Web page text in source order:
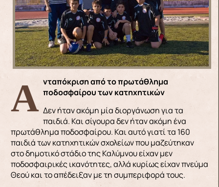
Ανταπόκριση από το πρωτάθλημα ποδοσφαίρου των κατηχητικών
Δεν ήταν ακόμη μία διοργάνωση για τα
παιδιά. Και σίγουρα δεν ήταν ακόμη ένα
πρωτάθλημα ποδοσφαίρου. Και αυτό γιατί τα 160
παιδιά των κατηχητικών σχολείων που μαζεύτηκαν
στο δημοτικό στάδιο της Καλύμνου είχαν μεν
ποδοσφαιρικές ικανότητες, αλλά κυρίως είχαν πνεύμα
Θεού και το απέδειξαν με τη συμπεριφορά τους.